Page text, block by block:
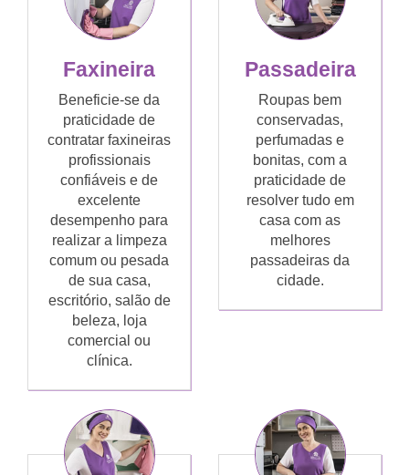
Faxineira
Beneficie-se da
praticidade de
contratar faxineiras
profissionais
confiáveis e de
excelente
desempenho para
realizar a limpeza
comum ou pesada
de sua casa,
escritório, salão de
beleza, loja
comercial ou
clínica.
Passadeira
Roupas bem
conservadas,
perfumadas e
bonitas, com a
praticidade de
resolver tudo em
casa com as
melhores
passadeiras da
cidade.